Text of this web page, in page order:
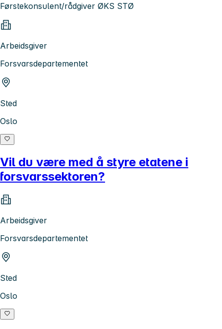
Førstekonsulent/rådgiver ØKS STØ
Arbeidsgiver
Forsvarsdepartementet
Sted
Oslo
Vil du være med å styre etatene i
forsvarssektoren?
Arbeidsgiver
Forsvarsdepartementet
Sted
Oslo